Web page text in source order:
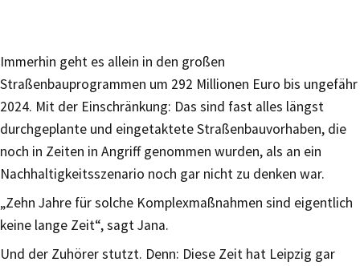
Immerhin geht es allein in den großen
Straßenbauprogrammen um 292 Millionen Euro bis ungefähr
2024. Mit der Einschränkung: Das sind fast alles längst
durchgeplante und eingetaktete Straßenbauvorhaben, die
noch in Zeiten in Angriff genommen wurden, als an ein
Nachhaltigkeitsszenario noch gar nicht zu denken war.
„Zehn Jahre für solche Komplexmaßnahmen sind eigentlich
keine lange Zeit“, sagt Jana.
Und der Zuhörer stutzt. Denn: Diese Zeit hat Leipzig gar